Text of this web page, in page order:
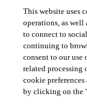
d'autres interrogations
Bonne journée,
Sébastien Aubin
Product manager - Password
This website uses
operations, as
to connect to
continuing to
consent to our use
related processing
cookie
by clicking on the